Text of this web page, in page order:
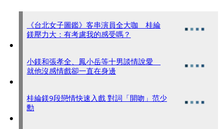
《台北女子圖鑑》客串演員全大咖 桂綸
鎂壓力大：有考慮我的感受嗎？
小鎂和張孝全、鳳小岳等十男談情說愛
就他沒感情戲卻一直在身邊
桂綸鎂9段戀情快速入戲 對詞「開吻」范少
勳